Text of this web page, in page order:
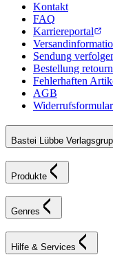
Kontakt
FAQ
Karriereportal
Sendung
Bestellung
Fehlerhaften
AGB
Widerrufsformular
Bastei Lübbe
Produkte
Genres
Hilfe & Services